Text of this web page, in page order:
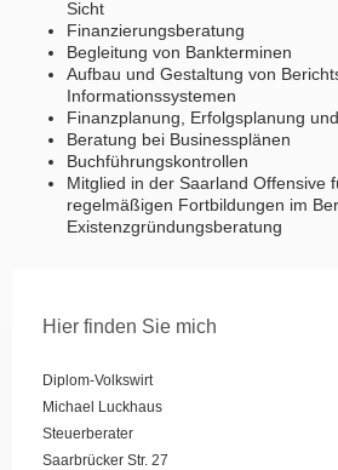
Sicht
Finanzierungsberatung
Begleitung von Bankterminen
Aufbau und Gestaltung von
Informationssystemen
Finanzplanung, Erfolgsplanung
Beratung bei Businessplänen
Buchführungskontrollen
Mitglied in der Saarland Offensive
regelmäßigen Fortbildungen im
Existenzgründungsberatung
Hier finden Sie mich
Diplom-Volkswirt
Michael Luckhaus
Steuerberater
Saarbrücker Str. 27